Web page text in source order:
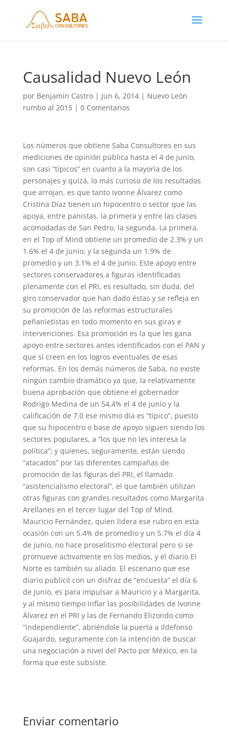
Causalidad Nuevo León
por Benjamín Castro| Jun 6, 2014| Nuevo León
rumbo al 2015| 0 Comentarios
Los números que obtiene Saba Consultores en sus
mediciones de opinión pública hasta el 4 de junio,
son casi “típicos” en cuanto a la mayoría de los
personajes y quizá, lo más curioso de los resultados
que arrojan, es que tanto Ivonne Álvarez como
Cristina Díaz tienen un hipocentro o sector que las
apoya, entre panistas, la primera y entre las clases
acomodadas de San Pedro, la segunda. La primera,
en el Top of Mind obtiene un promedio de 2.3% y un
1.6% el 4 de junio; y la segunda un 1.9% de
promedio y un 3.1% el 4 de junio. Este apoyo entre
sectores conservadores a figuras identificadas
plenamente con el PRI, es resultado, sin duda, del
giro conservador que han dado éstas y se refleja en
su promoción de las reformas estructurales
peñanietistas en todo momento en sus giras e
intervenciones. Esa promoción es la que les gana
apoyo entre sectores antes identificados con el PAN y
que sí creen en los logros eventuales de esas
reformas. En los demás números de Saba, no existe
ningún cambio dramático ya que, la relativamente
buena aprobación que obtiene el gobernador
Rodrigo Medina de un 54,4% el 4 de junio y la
calificación de 7.0 ese mismo día es “típico”, puesto
que su hipocentro o base de apoyo siguen siendo los
sectores populares, a “los que no les interesa la
política”; y quienes, seguramente, están siendo
“atacados” por las diferentes campañas de
promoción de las figuras del PRI, el llamado
“asistencialismo electoral”, el que también utilizan
otras figuras con grandes resultados como Margarita
Arellanes en el tercer lugar del Top of Mind.
Mauricio Fernández, quien lidera ese rubro en esta
ocasión con un 5.4% de promedio y un 5.7% el día 4
de junio, no hace proselitismo electoral pero si se
promueve activamente en los medios, y el diario El
Norte es también su aliado. El escenario que ese
diario publicó con un disfraz de “encuesta” el día 6
de junio, es para impulsar a Mauricio y a Margarita,
y al mismo tiempo inflar las posibilidades de Ivonne
Álvarez en el PRI y las de Fernando Elizondo como
“independiente”, abriéndole la puerta a Ildefonso
Guajardo, seguramente con la intención de buscar
una negociación a nivel del Pacto por México, en la
forma que este subsiste.
Enviar comentario